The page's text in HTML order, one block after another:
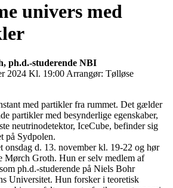
univers med
ph.d.-studerende NBI
2024 Kl. 19:00 Arrangør: Tølløse
med partikler fra rummet. Det gælder
partikler med besynderlige egenskaber,
neutrinodetektor, IceCube, befinder sig
på Sydpolen.
onsdag d. 13. november kl. 19-22 og hør
Mørch Groth. Hun er selv medlem af
ph.d.-studerende på Niels Bohr
Universitet. Hun forsker i teoretisk